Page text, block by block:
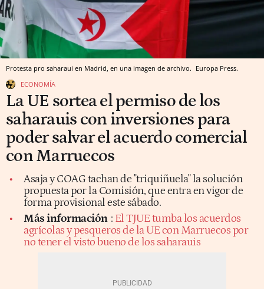
Protesta pro saharaui en Madrid, en una imagen de archivo. Europa Press.
ECONOMÍA
La UE sortea el permiso de los
saharauis con inversiones para
poder salvar el acuerdo comercial
con Marruecos
Asaja y COAG tachan de "triquiñuela" la solución
propuesta por la Comisión, que entra en vigor de
forma provisional este sábado.
Más información : El TJUE tumba los acuerdos
agrícolas y pesqueros de la UE con Marruecos por
no tener el visto bueno de los saharauis